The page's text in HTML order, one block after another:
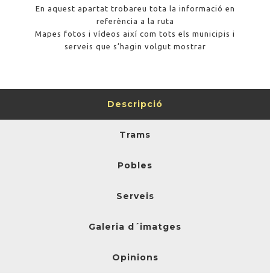
En aquest apartat trobareu tota la informació en
referència a la ruta
Mapes fotos i vídeos així com tots els municipis i
serveis que s’hagin volgut mostrar
Descripció
Trams
Pobles
Serveis
Galeria d´imatges
Opinions